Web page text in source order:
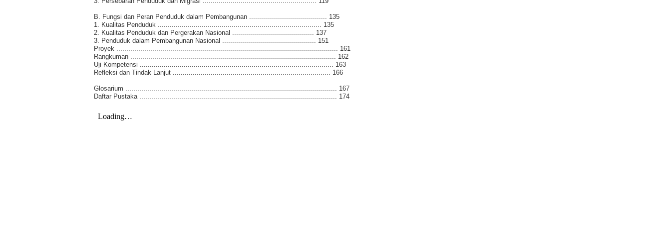
B. Fungsi dan Peran Penduduk dalam Pembangunan ....................................... 135
1. Kualitas Penduduk .................................................................................. 135
2. Kualitas Penduduk dan Pergerakan Nasional ......................................... 137
3. Penduduk dalam Pembangunan Nasional ............................................... 151
Proyek ............................................................................................................... 161
Rangkuman ....................................................................................................... 162
Uji Kompetensi ................................................................................................. 163
Refleksi dan Tindak Lanjut ............................................................................... 166
Glosarium .......................................................................................................... 167
Daftar Pustaka ................................................................................................... 174